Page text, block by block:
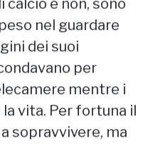
e non, sono
nel guardare
dei suoi
per
mentre i
vita. Per fortuna il
sopravvivere, ma